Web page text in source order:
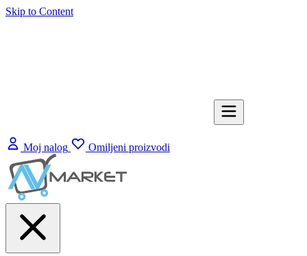
Skip to Content
Moj nalog Omiljeni proizvodi